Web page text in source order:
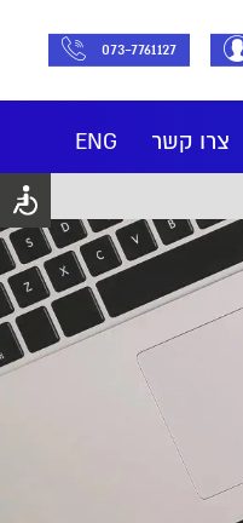
073-7761127
ENG צרו קשר